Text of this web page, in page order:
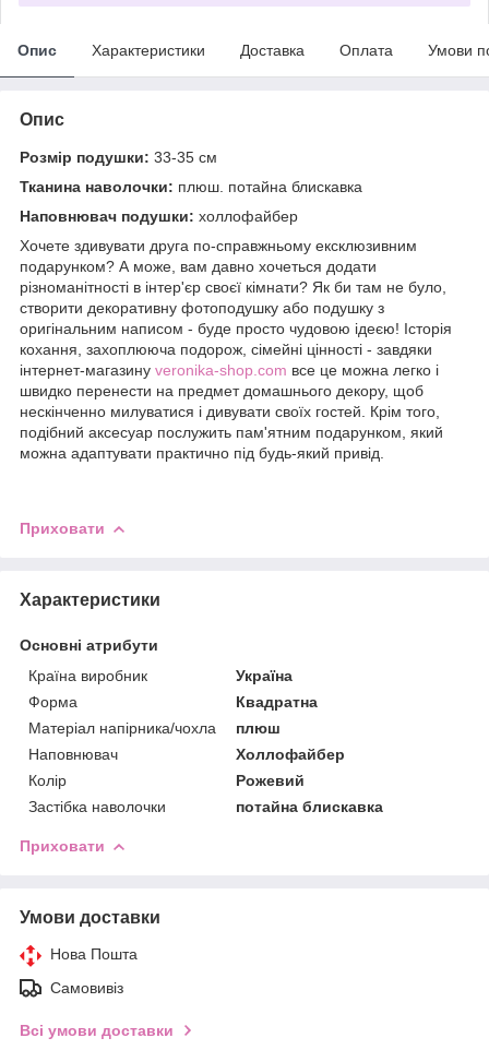
Опис Характеристики Доставка Оплата Умови
Опис
Розмір подушки: 33-35 см
Тканина наволочки: плюш. потайна блискавка
Наповнювач подушки: холлофайбер
Хочете здивувати друга по-справжньому ексклюзивним
подарунком? А може, вам давно хочеться додати
різноманітності в інтер'єр своєї кімнати? Як би там не було,
створити декоративну фотоподушку або подушку з
оригінальним написом - буде просто чудовою ідеєю! Історія
кохання, захоплююча подорож, сімейні цінності - завдяки
інтернет-магазину veronika-shop.com все це можна легко і
швидко перенести на предмет домашнього декору, щоб
нескінченно милуватися і дивувати своїх гостей. Крім того,
подібний аксесуар послужить пам'ятним подарунком, який
можна адаптувати практично під будь-який привід.
Приховати
Характеристики
Основні атрибути
Країна виробник
Україна
Форма
Квадратна
Матеріал напірника/чохла
плюш
Наповнювач
Холлофайбер
Колір
Рожевий
Застібка наволочки
потайна блискавка
Приховати
Умови доставки
Нова Пошта
Самовивіз
Всі умови доставки